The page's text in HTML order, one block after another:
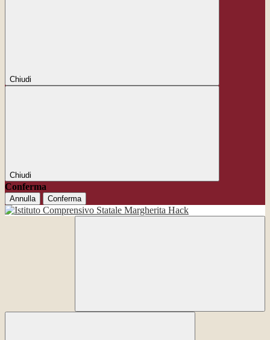
Chiudi
Chiudi
Conferma
Annulla Conferma